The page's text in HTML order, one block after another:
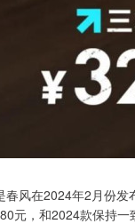
春风在2024年2月份发
元，和2024款保持一